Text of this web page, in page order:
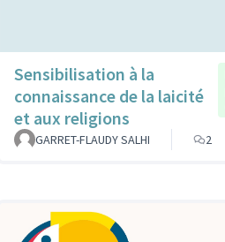
Sensibilisation à la
connaissance de la laicité
et aux religions
GARRET-FLAUDY SALHI 2